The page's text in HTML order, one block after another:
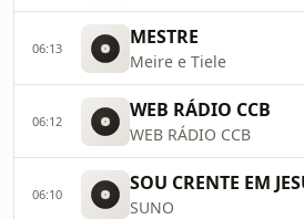
06:13 MESTRE
Meire e Tiele
06:12 WEB RÁDIO CCB
WEB RÁDIO CCB
06:10
SUNO